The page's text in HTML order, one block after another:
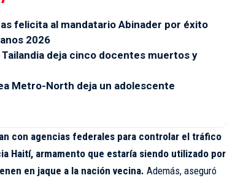
felicita al mandatario Abinader por éxito
2026
deja cinco docentes muertos y
Metro-North deja un adolescente
con agencias federales para controlar el tráfico
Haití, armamento que estaría siendo utilizado por
en jaque a la nación vecina. Además, aseguró